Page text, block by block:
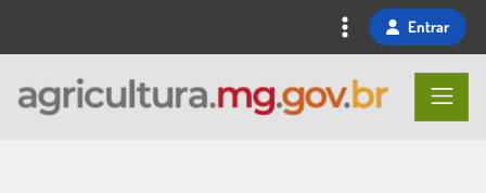
conteúdo
Entrar